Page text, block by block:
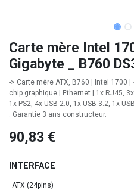
Carte mère Intel
Gigabyte _ B760
-> Carte mère ATX, B760 | Intel 1700 |
chip graphique | Ethernet | 1x RJ45,
1x PS2, 4x USB 2.0, 1x USB 3.2, 1x
. Garantie 3 ans constructeur.
90,83 €
INTERFACE